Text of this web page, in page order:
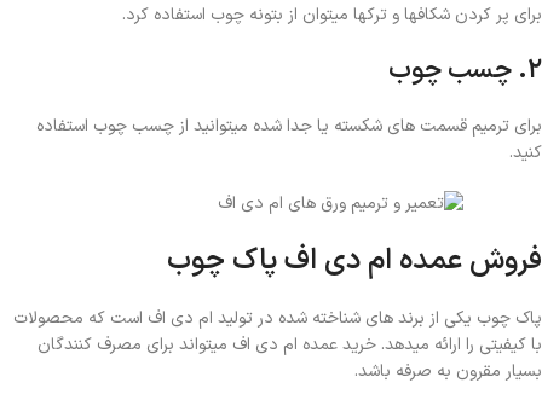
برای پر کردن شکافها و ترکها میتوان از بتونه چوب استفاده کرد.
۲. چسب چوب
برای ترمیم قسمت های شکسته یا جدا شده میتوانید از چسب چوب استفاده
کنید.
فروش عمده ام دی اف پاک چوب
پاک چوب یکی از برند های شناخته شده در تولید ام دی اف است که محصولات
با کیفیتی را ارائه میدهد. خرید عمده ام دی اف میتواند برای مصرف کنندگان
بسیار مقرون به صرفه باشد.